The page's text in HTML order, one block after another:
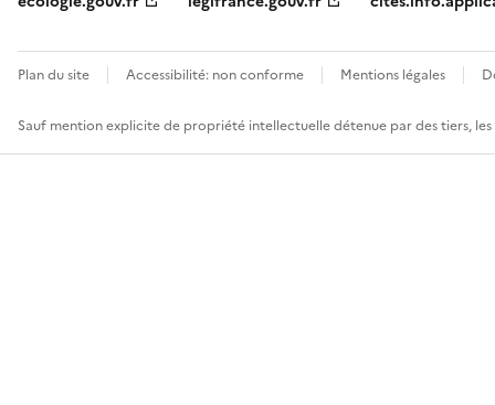
Plan du site Accessibilité: non conforme Mentions légales
Sauf mention explicite de propriété intellectuelle détenue par des tiers,